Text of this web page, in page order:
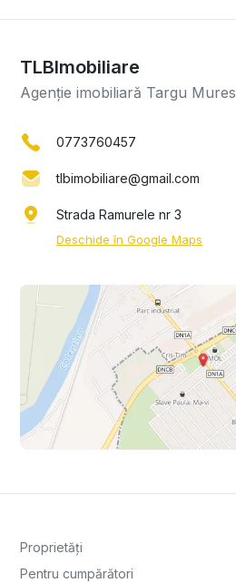
TLBImobiliare
Agenție imobiliară Targu Mures
0773760457
tlbimobiliare@gmail.com
Strada Ramurele nr 3
Deschide în Google Maps
Proprietăți
Pentru cumpărători